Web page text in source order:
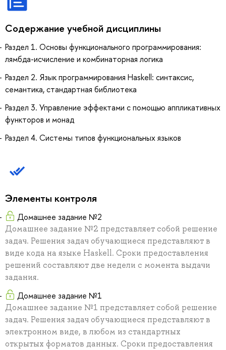
Содержание учебной дисциплины
Раздел 1. Основы функционального программирования:
лямбда-исчисление и комбинаторная логика
Раздел 2. Язык программирования Haskell: синтаксис,
семантика, стандартная библиотека
Раздел 3. Управление эффектами с помощью аппликативных
функторов и монад
Раздел 4. Системы типов функциональных языков
Элементы контроля
Домашнее задание №2
Домашнее задание №2 представляет собой решение
задач. Решения задач обучающиеся представляют в
виде кода на языке Haskell. Сроки предоставления
решений составляют две недели с момента выдачи
задания.
Домашнее задание №1
Домашнее задание №1 представляет собой решение
задач. Решения задач обучающиеся представляют в
электронном виде, в любом из стандартных
открытых форматов данных. Сроки предоставления